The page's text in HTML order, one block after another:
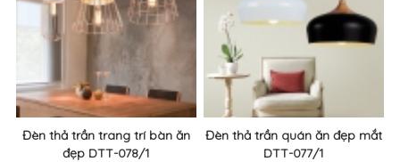
Đèn thả trần trang trí bàn ăn
đẹp DTT-078/1
Đèn thả trần quán ăn đẹp mắt
DTT-077/1